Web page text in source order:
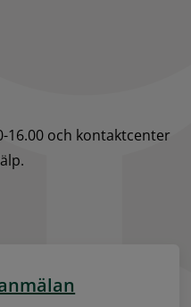
16.00 och kontaktcenter